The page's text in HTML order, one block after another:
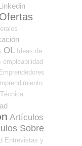
OL Ideas de
empleabilidad
Artículos
Sobre
Entrevistas y